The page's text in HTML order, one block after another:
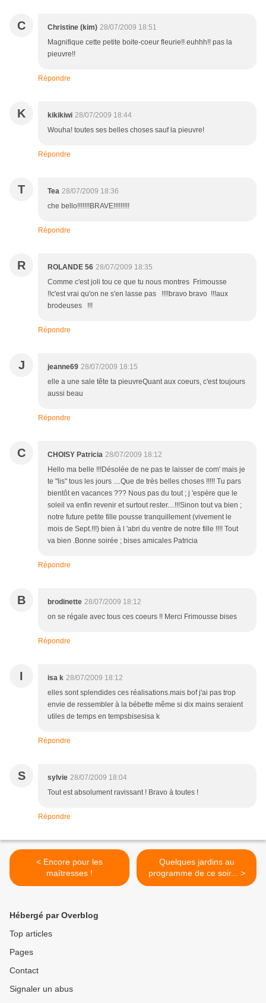
C Christine (kim) 28/07/2009 18:51
Magnifique cette petite boite-coeur fleurie!! euhhh!! pas la
pieuvre!!
Répondre
K kikikiwi 28/07/2009 18:44
Wouha! toutes ses belles choses sauf la pieuvre!
Répondre
T Tea 28/07/2009 18:36
che bello!!!!!!!BRAVE!!!!!!!!!
Répondre
R ROLANDE 56 28/07/2009 18:35
Comme c'est joli tou ce que tu nous montres Frimousse
!!c'est vrai qu'on ne s'en lasse pas !!!!bravo bravo !!!aux
brodeuses !!!
Répondre
J jeanne69 28/07/2009 18:15
elle a une sale tête ta pieuvreQuant aux coeurs, c'est toujours
aussi beau
Répondre
C CHOISY Patricia 28/07/2009 18:12
Hello ma belle !!!Désolée de ne pas te laisser de com' mais je
te "lis" tous les jours ....Que de très belles choses !!!!! Tu pars
bientôt en vacances ??? Nous pas du tout ; j 'espère que le
soleil va enfin revenir et surtout rester....!!!Sinon tout va bien ;
notre future petite fille pousse tranquillement (vivement le
mois de Sept.!!!) bien à l 'abri du ventre de notre fille !!!! Tout
va bien .Bonne soirée ; bises amicales Patricia
Répondre
B brodinette 28/07/2009 18:12
on se régale avec tous ces coeurs !! Merci Frimousse bises
Répondre
I isa k 28/07/2009 18:12
elles sont splendides ces réalisations.mais bof j'ai pas trop
envie de ressembler à la bébette même si dix mains seraient
utiles de temps en tempsbisesisa k
Répondre
S sylvie 28/07/2009 18:04
Tout est absolument ravissant ! Bravo à toutes !
Répondre
< Encore pour les
maîtresses !
Quelques jardins au
programme de ce soir... >
Hébergé par Overblog
Top articles
Pages
Contact
Signaler un abus